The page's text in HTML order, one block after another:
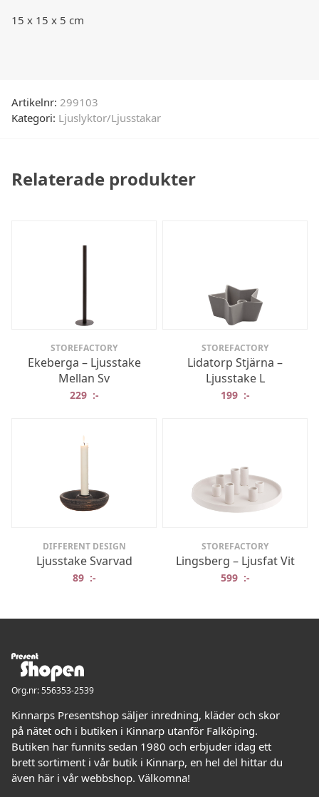
15 x 15 x 5 cm
Artikelnr: 299103
Kategori: Ljuslyktor/Ljusstakar
Relaterade produkter
STOREFACTORY
Ekeberga – Ljusstake
Mellan Sv
229 :-
STOREFACTORY
Lidatorp Stjärna –
Ljusstake L
199 :-
DIFFERENT DESIGN
Ljusstake Svarvad
89 :-
STOREFACTORY
Lingsberg – Ljusfat Vit
599 :-
Org.nr: 556353-2539
Kinnarps Presentshop säljer inredning, kläder och skor
på nätet och i butiken i Kinnarp utanför Falköping.
Butiken har funnits sedan 1980 och erbjuder idag ett
brett sortiment i vår butik i Kinnarp, en hel del hittar du
även här i vår webbshop. Välkomna!